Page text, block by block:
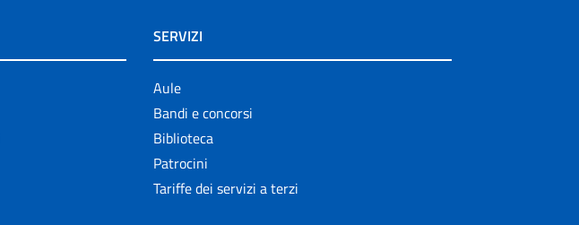
SERVIZI
Aule
Bandi e concorsi
Biblioteca
Patrocini
Tariffe dei servizi a terzi